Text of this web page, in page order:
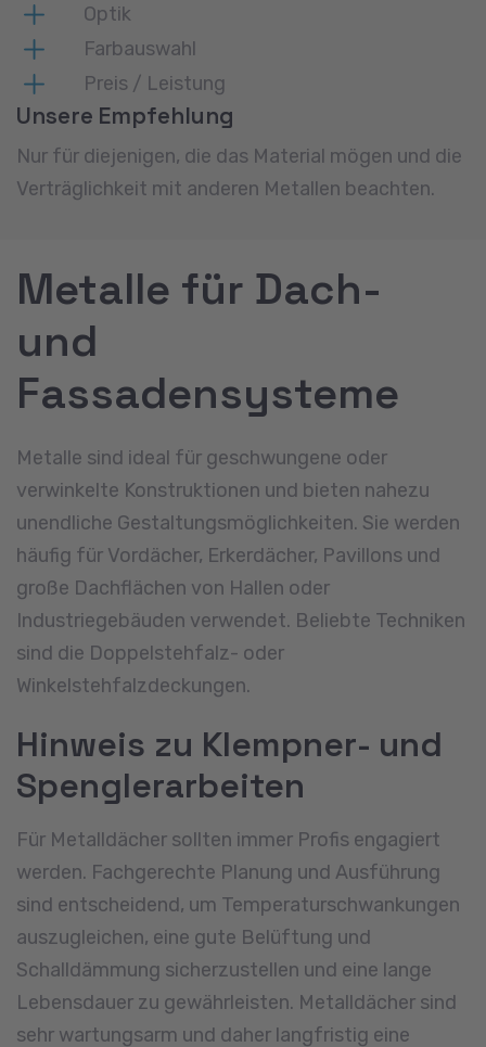
Optik
Farbauswahl
Preis / Leistung
Unsere Empfehlung
Nur für diejenigen, die das Material mögen und die
Verträglichkeit mit anderen Metallen beachten.
Metalle für Dach-
und
Fassadensysteme
Metalle sind ideal für geschwungene oder
verwinkelte Konstruktionen und bieten nahezu
unendliche Gestaltungsmöglichkeiten. Sie werden
häufig für Vordächer, Erkerdächer, Pavillons und
große Dachflächen von Hallen oder
Industriegebäuden verwendet. Beliebte Techniken
sind die Doppelstehfalz- oder
Winkelstehfalzdeckungen.
Hinweis zu Klempner- und
Spenglerarbeiten
Für Metalldächer sollten immer Profis engagiert
werden. Fachgerechte Planung und Ausführung
sind entscheidend, um Temperaturschwankungen
auszugleichen, eine gute Belüftung und
Schalldämmung sicherzustellen und eine lange
Lebensdauer zu gewährleisten. Metalldächer sind
sehr wartungsarm und daher langfristig eine